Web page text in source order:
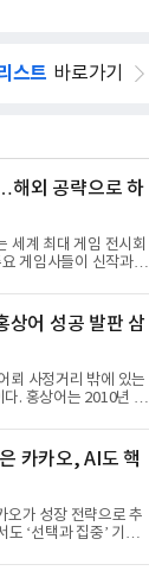
스트 바로가기
해외 공략으로 하
세계 최대 게임 전시회
게임사들이 신작과 글
신작 흥행과 해외 시장
로 떠오르고 있다.8일
임업계는 기업별 성적
크래프톤은 'PUBG: 배
힘입어 상반기 연결
이익 9725억원으로 역
도 올해 출시한 '아이온
어 성공 발판 삼
뢰 사정거리 밖에 있는
. 홍상어는 2010년 넥
구축함(KDX-1) 이상
7월 해군은 동해상에서
발사를 실시했다. 이때
후 표적을 타격하지
상 밖의 일이 벌어졌
도 만족스러운 결과를
보를 위해 LIG넥스원은
카카오, AI도 핵
오가 성장 전략으로 추
도 ‘선택과 집중’ 기조
카오는 ‘카카오톡’이